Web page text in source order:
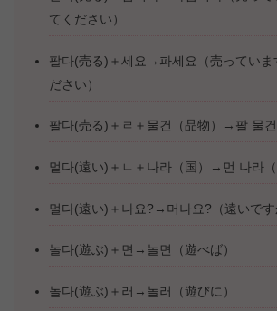
てください）
팔다(売る)＋세요→파세요（売っていま
ださい）
팔다(売る)＋ㄹ＋물건（品物）→팔 물건
멀다(遠い)＋ㄴ＋나라（国）→먼 나라（
멀다(遠い)＋나요?→머나요?（遠いです
놀다(遊ぶ)＋면→놀면（遊べば）
놀다(遊ぶ)＋러→놀러（遊びに）